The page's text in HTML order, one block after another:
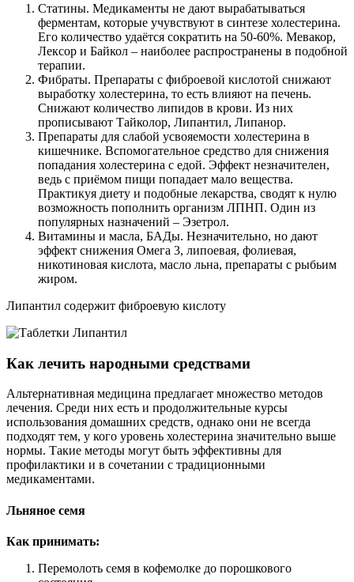
Статины. Медикаменты не дают вырабатываться
ферментам, которые учувствуют в синтезе холестерина.
Его количество удаётся сократить на 50-60%. Мевакор,
Лексор и Байкол – наиболее распространены в подобной
терапии.
Фибраты. Препараты с фиброевой кислотой снижают
выработку холестерина, то есть влияют на печень.
Снижают количество липидов в крови. Из них
прописывают Тайколор, Липантил, Липанор.
Препараты для слабой усвояемости холестерина в
кишечнике. Вспомогательное средство для снижения
попадания холестерина с едой. Эффект незначителен,
ведь с приёмом пищи попадает мало вещества.
Практикуя диету и подобные лекарства, сводят к нулю
возможность пополнить организм ЛПНП. Один из
популярных назначений – Эзетрол.
Витамины и масла, БАДы. Незначительно, но дают
эффект снижения Омега 3, липоевая, фолиевая,
никотиновая кислота, масло льна, препараты с рыбьим
жиром.
Липантил содержит фиброевую кислоту
Как лечить народными средствами
Альтернативная медицина предлагает множество методов
лечения. Среди них есть и продолжительные курсы
использования домашних средств, однако они не всегда
подходят тем, у кого уровень холестерина значительно выше
нормы. Такие методы могут быть эффективны для
профилактики и в сочетании с традиционными
медикаментами.
Льняное семя
Как принимать:
Перемолоть семя в кофемолке до порошкового